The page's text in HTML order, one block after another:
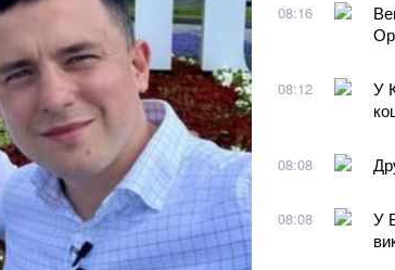
08:16
08:12
У
08:08
08:08
У